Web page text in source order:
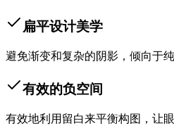
扁平设计美学
避免渐变和复杂的阴影，倾向于
有效的负空间
有效地利用留白来平衡构图，让